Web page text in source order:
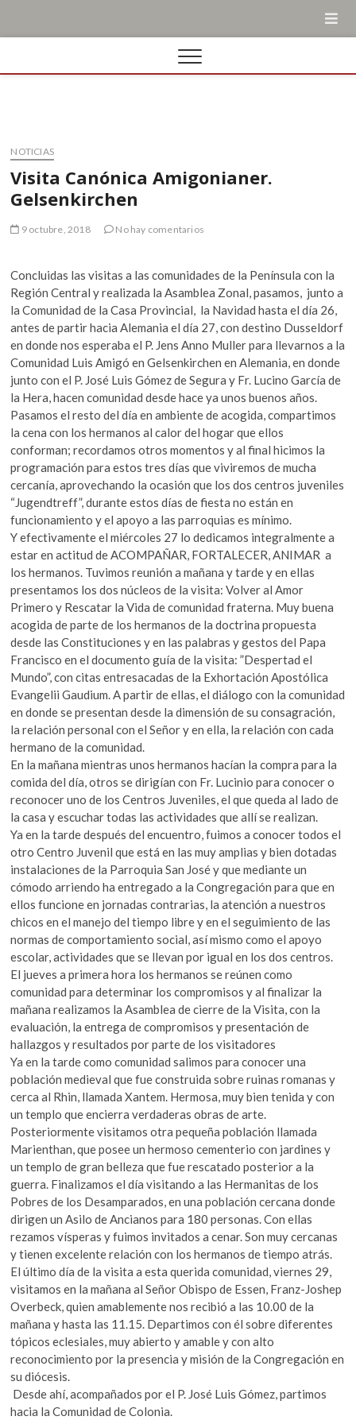
NOTICIAS
Visita Canónica Amigonianer.
Gelsenkirchen
9 octubre, 2018 No hay comentarios
Concluidas las visitas a las comunidades de la Península con la
Región Central y realizada la Asamblea Zonal, pasamos, junto a
la Comunidad de la Casa Provincial, la Navidad hasta el día 26,
antes de partir hacia Alemania el día 27, con destino Dusseldorf
en donde nos esperaba el P. Jens Anno Muller para llevarnos a la
Comunidad Luis Amigó en Gelsenkirchen en Alemania, en donde
junto con el P. José Luis Gómez de Segura y Fr. Lucino García de
la Hera, hacen comunidad desde hace ya unos buenos años.
Pasamos el resto del día en ambiente de acogida, compartimos
la cena con los hermanos al calor del hogar que ellos
conforman; recordamos otros momentos y al final hicimos la
programación para estos tres días que viviremos de mucha
cercanía, aprovechando la ocasión que los dos centros juveniles
“Jugendtreff”, durante estos días de fiesta no están en
funcionamiento y el apoyo a las parroquias es mínimo.
Y efectivamente el miércoles 27 lo dedicamos integralmente a
estar en actitud de ACOMPAÑAR, FORTALECER, ANIMAR a
los hermanos. Tuvimos reunión a mañana y tarde y en ellas
presentamos los dos núcleos de la visita: Volver al Amor
Primero y Rescatar la Vida de comunidad fraterna. Muy buena
acogida de parte de los hermanos de la doctrina propuesta
desde las Constituciones y en las palabras y gestos del Papa
Francisco en el documento guía de la visita: ”Despertad el
Mundo”, con citas entresacadas de la Exhortación Apostólica
Evangelii Gaudium. A partir de ellas, el diálogo con la comunidad
en donde se presentan desde la dimensión de su consagración,
la relación personal con el Señor y en ella, la relación con cada
hermano de la comunidad.
En la mañana mientras unos hermanos hacían la compra para la
comida del día, otros se dirigían con Fr. Lucinio para conocer o
reconocer uno de los Centros Juveniles, el que queda al lado de
la casa y escuchar todas las actividades que allí se realizan.
Ya en la tarde después del encuentro, fuimos a conocer todos el
otro Centro Juvenil que está en las muy amplias y bien dotadas
instalaciones de la Parroquia San José y que mediante un
cómodo arriendo ha entregado a la Congregación para que en
ellos funcione en jornadas contrarias, la atención a nuestros
chicos en el manejo del tiempo libre y en el seguimiento de las
normas de comportamiento social, así mismo como el apoyo
escolar, actividades que se llevan por igual en los dos centros.
El jueves a primera hora los hermanos se reúnen como
comunidad para determinar los compromisos y al finalizar la
mañana realizamos la Asamblea de cierre de la Visita, con la
evaluación, la entrega de compromisos y presentación de
hallazgos y resultados por parte de los visitadores
Ya en la tarde como comunidad salimos para conocer una
población medieval que fue construida sobre ruinas romanas y
cerca al Rhin, llamada Xantem. Hermosa, muy bien tenida y con
un templo que encierra verdaderas obras de arte.
Posteriormente visitamos otra pequeña población llamada
Marienthan, que posee un hermoso cementerio con jardines y
un templo de gran belleza que fue rescatado posterior a la
guerra. Finalizamos el día visitando a las Hermanitas de los
Pobres de los Desamparados, en una población cercana donde
dirigen un Asilo de Ancianos para 180 personas. Con ellas
rezamos vísperas y fuimos invitados a cenar. Son muy cercanas
y tienen excelente relación con los hermanos de tiempo atrás.
El último día de la visita a esta querida comunidad, viernes 29,
visitamos en la mañana al Señor Obispo de Essen, Franz-Joshep
Overbeck, quien amablemente nos recibió a las 10.00 de la
mañana y hasta las 11.15. Departimos con él sobre diferentes
tópicos eclesiales, muy abierto y amable y con alto
reconocimiento por la presencia y misión de la Congregación en
su diócesis.
Desde ahí, acompañados por el P. José Luis Gómez, partimos
hacia la Comunidad de Colonia.